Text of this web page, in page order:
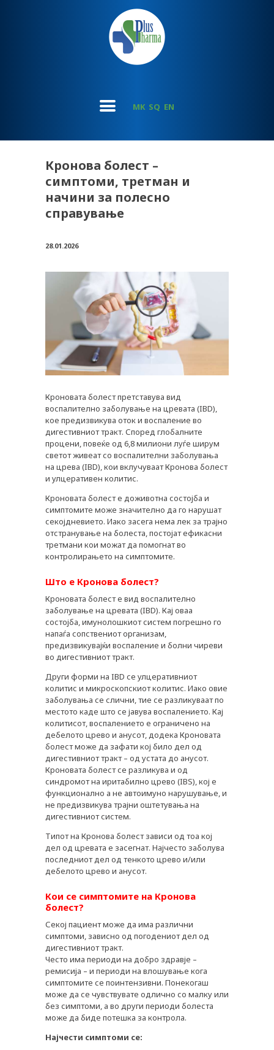
MK SQ EN
Кронова болест –
симптоми, третман и
начини за полесно
справување
28.01.2026
Кроновата болест претставува вид
воспалително заболување на цревата (IBD),
кое предизвикува оток и воспаление во
дигестивниот тракт. Според глобалните
процени, повеќе од 6,8 милиони луѓе ширум
светот живеат со воспалителни заболувања
на црева (IBD), кои вклучуваат Кронова болест
и улцеративен колитис.
Кроновата болест е доживотна состојба и
симптомите може значително да го нарушат
секојдневието. Иако засега нема лек за трајно
отстранување на болеста, постојат ефикасни
третмани кои можат да помогнат во
контролирањето на симптомите.
Што е Кронова болест?
Кроновата болест е вид воспалително
заболување на цревата (IBD). Кај оваа
состојба, имунолошкиот систем погрешно го
напаѓа сопствениот организам,
предизвикувајќи воспаление и болни чиреви
во дигестивниот тракт.
Други форми на IBD се улцеративниот
колитис и микроскопскиот колитис. Иако овие
заболувања се слични, тие се разликуваат по
местото каде што се јавува воспалението. Кај
колитисот, воспалението е ограничено на
дебелото црево и анусот, додека Кроновата
болест може да зафати кој било дел од
дигестивниот тракт – од устата до анусот.
Кроновата болест се разликува и од
синдромот на иритабилно црево (IBS), кој е
функционално а не автоимуно нарушување, и
не предизвикува трајни оштетувања на
дигестивниот систем.
Типот на Кронова болест зависи од тоа кој
дел од цревата е засегнат. Најчесто заболува
последниот дел од тенкото црево и/или
дебелото црево и анусот.
Кои се симптомите на Кронова
болест?
Секој пациент може да има различни
симптоми, зависно од погодениот дел од
дигестивниот тракт.
Често има периоди на добро здравје –
ремисија – и периоди на влошување кога
симптомите се поинтензивни. Понекогаш
може да се чувствувате одлично со малку или
без симптоми, а во други периоди болеста
може да биде потешка за контрола.
Најчести симптоми се: